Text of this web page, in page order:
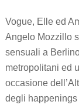
Vogue, Elle ed
Angelo Mozzillo
sensuali a
metropolitani ed
occasione
degli